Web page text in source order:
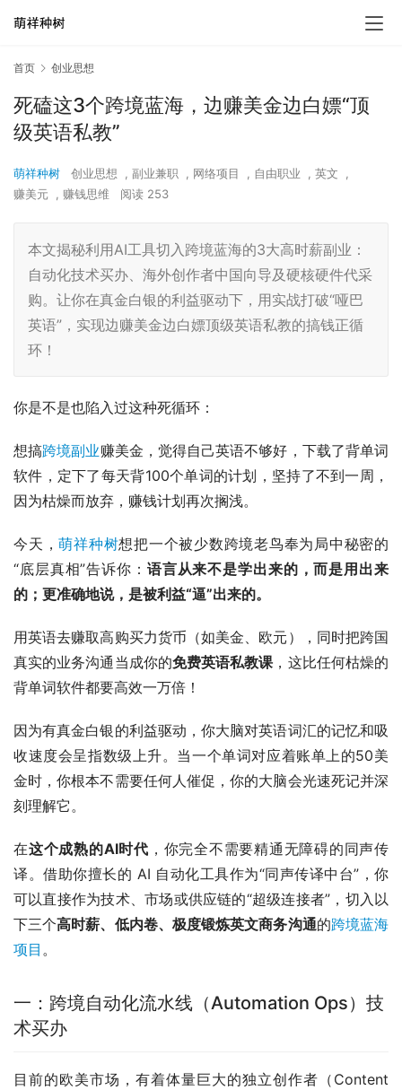
首页 创业思想
死磕这3个跨境蓝海，边赚美金边白嫖“顶
级英语私教”
萌祥种树 创业思想 , 副业兼职 , 网络项目 , 自由职业 , 英文
,
赚美元 , 赚钱思维 阅读 253
本文揭秘利用AI工具切入跨境蓝海的3大高时薪副业：
自动化技术买办、海外创作者中国向导及硬核硬件代采
购。让你在真金白银的利益驱动下，用实战打破“哑巴
英语”，实现边赚美金边白嫖顶级英语私教的搞钱正循
环！
你是不是也陷入过这种死循环：
想搞跨境副业赚美金，觉得自己英语不够好，下载了背单词
软件，定下了每天背100个单词的计划，坚持了不到一周，
因为枯燥而放弃，赚钱计划再次搁浅。
今天，萌祥种树想把一个被少数跨境老鸟奉为局中秘密的
“底层真相”告诉你： 语言从来不是学出来的，而是用出来
的；更准确地说，是被利益“逼”出来的。
用英语去赚取高购买力货币（如美金、欧元），同时把跨国
真实的业务沟通当成你的免费英语私教课 ，这比任何枯燥的
背单词软件都要高效一万倍！
因为有真金白银的利益驱动，你大脑对英语词汇的记忆和吸
收速度会呈指数级上升。当一个单词对应着账单上的50美
金时，你根本不需要任何人催促，你的大脑会光速死记并深
刻理解它。
在这个成熟的AI时代 ，你完全不需要精通无障碍的同声传
译。借助你擅长的 AI 自动化工具作为“同声传译中台”，你
可以直接作为技术、市场或供应链的“超级连接者”，切入以
下三个高时薪、低内卷、极度锻炼英文商务沟通的跨境蓝海
项目 。
一：跨境自动化流水线（Automation Ops）技
术买办
目前的欧美市场，有着体量巨大的独立创作者（Content